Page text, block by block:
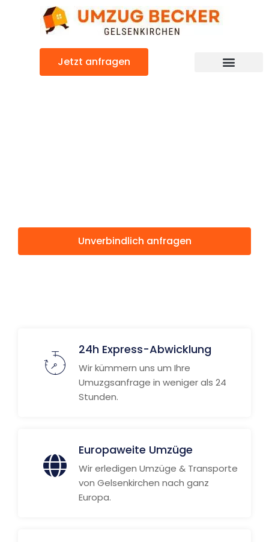
Jetzt anfragen
Unverbindlich anfragen
24h Express-Abwicklung
Wir kümmern uns um Ihre
Umuzgsanfrage in weniger als 24
Stunden.
Europaweite Umzüge
Wir erledigen Umzüge & Transporte
von Gelsenkirchen nach ganz
Europa.